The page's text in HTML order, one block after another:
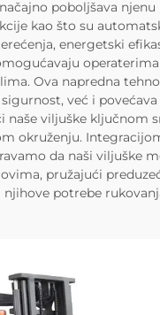
poboljšava njenu
kao što su
energetski
Ova napredna
već i povećava
naše viljuške ključnom
okruženju.
da naši viljuške
pružajući
njihove potrebe